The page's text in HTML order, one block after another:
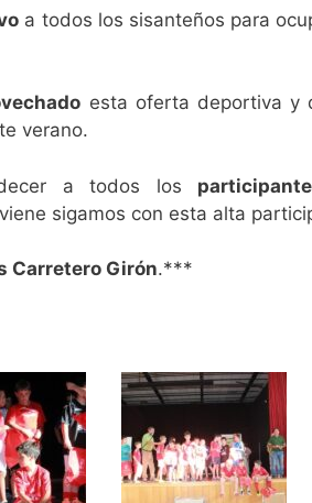
a todos los sisanteños para
esta oferta deportiva y
verano.
a todos los
sigamos con esta alta
Carretero Girón.***